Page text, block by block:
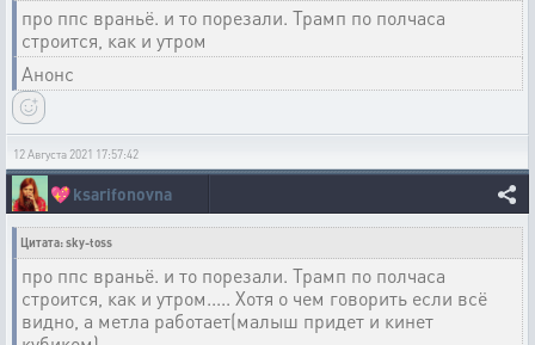
про ппс враньё. и то порезали. Трамп по полчаса
строится, как и утром
Анонс
12 Августа 2021 17:57:42
💖ksarifonovna
Цитата: sky-toss
про ппс враньё. и то порезали. Трамп по полчаса
строится, как и утром..... Хотя о чем говорить если всё
видно, а метла работает(малыш придет и кинет